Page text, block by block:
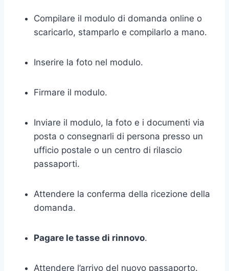
Compilare il modulo di domanda online o
scaricarlo, stamparlo e compilarlo a mano.
Inserire la foto nel modulo.
Firmare il modulo.
Inviare il modulo, la foto e i documenti via
posta o consegnarli di persona presso un
ufficio postale o un centro di rilascio
passaporti.
Attendere la conferma della ricezione della
domanda.
Pagare le tasse di rinnovo.
Attendere l’arrivo del nuovo passaporto.